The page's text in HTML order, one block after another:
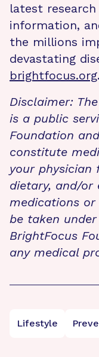
latest
information,
the millions
devastating
brightfocus.org.
Disclaimer:
is a public
Foundation
constitute
your physician
dietary, and/or
medications
be taken
BrightFocus
any medical
Lifestyle